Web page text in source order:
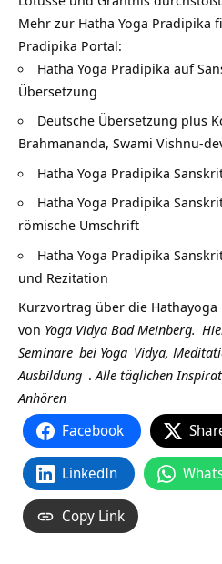
Mehr zur Hatha Yoga Pradipika
Pradipika Portal:
Hatha Yoga Pradipika auf
Übersetzung
Deutsche Übersetzung plus
Brahmananda, Swami Vishnu-
Hatha Yoga Pradipika
Hatha Yoga Pradipika
römische Umschrift
Hatha Yoga Pradipika
und Rezitation
Kurzvortrag über die
von Yoga Vidya Bad Meinberg.
Seminare bei Yoga Vidya,
Ausbildung .Alle täglichen
Anhören
Facebook
LinkedIn
Copy Link